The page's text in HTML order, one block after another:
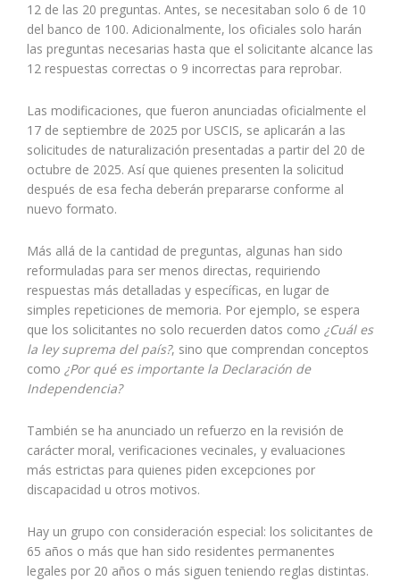
12 de las 20 preguntas. Antes, se necesitaban solo 6 de 10
del banco de 100. Adicionalmente, los oficiales solo harán
las preguntas necesarias hasta que el solicitante alcance las
12 respuestas correctas o 9 incorrectas para reprobar.
Las modificaciones, que fueron anunciadas oficialmente el
17 de septiembre de 2025 por USCIS, se aplicarán a las
solicitudes de naturalización presentadas a partir del 20 de
octubre de 2025. Así que quienes presenten la solicitud
después de esa fecha deberán prepararse conforme al
nuevo formato.
Más allá de la cantidad de preguntas, algunas han sido
reformuladas para ser menos directas, requiriendo
respuestas más detalladas y específicas, en lugar de
simples repeticiones de memoria. Por ejemplo, se espera
que los solicitantes no solo recuerden datos como ¿Cuál es
la ley suprema del país?, sino que comprendan conceptos
como ¿Por qué es importante la Declaración de
Independencia?
También se ha anunciado un refuerzo en la revisión de
carácter moral, verificaciones vecinales, y evaluaciones
más estrictas para quienes piden excepciones por
discapacidad u otros motivos.
Hay un grupo con consideración especial: los solicitantes de
65 años o más que han sido residentes permanentes
legales por 20 años o más siguen teniendo reglas distintas.